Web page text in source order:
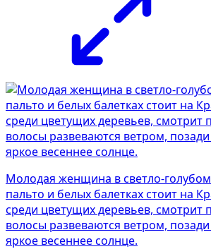
Молодая женщина в светло-
пальто и белых балетках стоит на
среди цветущих деревьев, смотрит
волосы развеваются ветром,
яркое весеннее солнце.